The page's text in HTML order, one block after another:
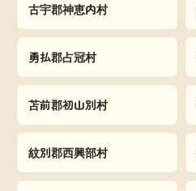
古宇郡神恵内村
勇払郡占冠村
苫前郡初山別村
紋別郡西興部村